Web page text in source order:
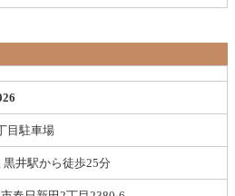
目駐車場
黒井駅から徒歩25分